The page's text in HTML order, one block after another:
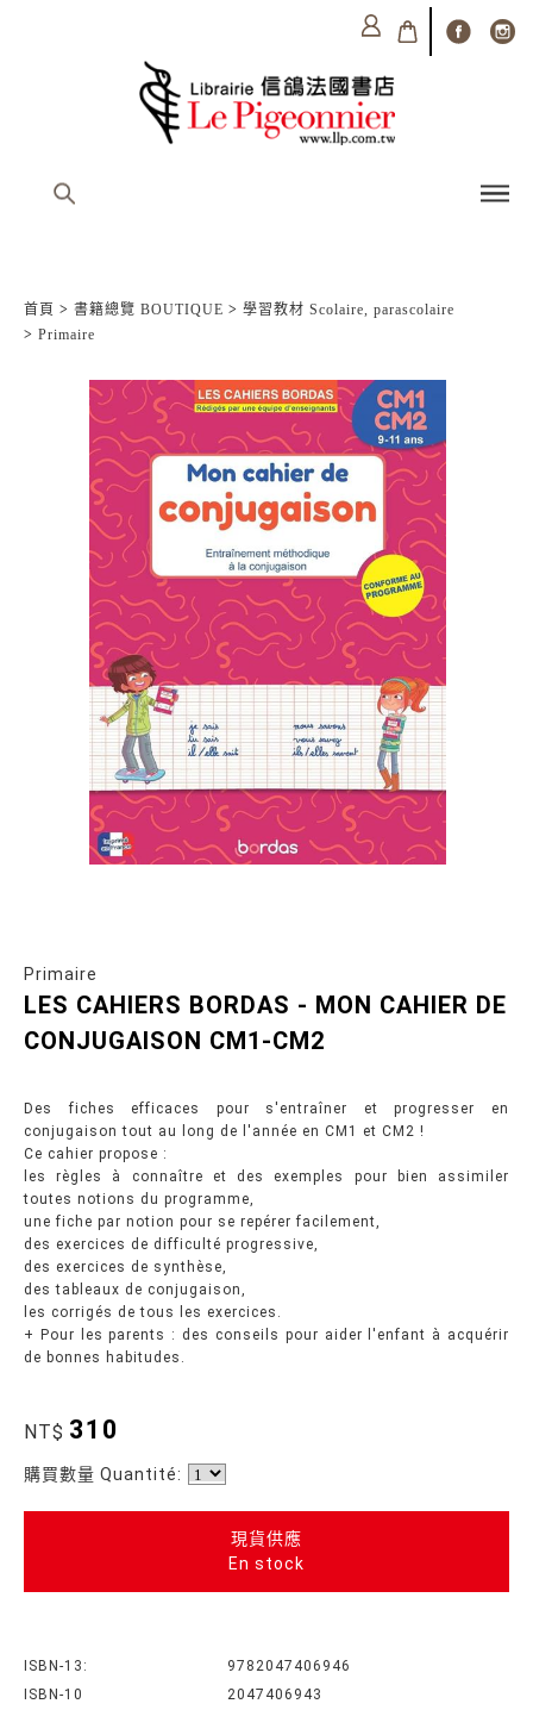
首頁 > 書籍總覽 BOUTIQUE > 學習教材 Scolaire, parascolaire
> Primaire
Primaire
LES CAHIERS BORDAS - MON CAHIER DE
CONJUGAISON CM1-CM2
Des fiches efficaces pour s'entraîner et progresser en
conjugaison tout au long de l'année en CM1 et CM2 !
Ce cahier propose :
les règles à connaître et des exemples pour bien assimiler
toutes notions du programme,
une fiche par notion pour se repérer facilement,
des exercices de difficulté progressive,
des exercices de synthèse,
des tableaux de conjugaison,
les corrigés de tous les exercices.
+ Pour les parents : des conseils pour aider l'enfant à acquérir
de bonnes habitudes.
NT$ 310
購買數量 Quantité:
現貨供應
En stock
ISBN-13:
9782047406946
ISBN-10
2047406943